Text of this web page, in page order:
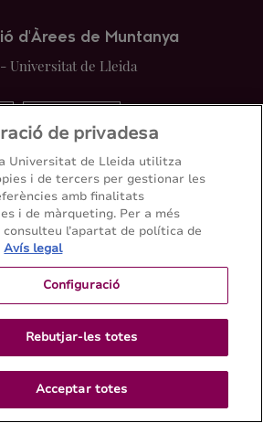
d'Àrees de Muntanya
Universitat de Lleida
Contacte
de privadesa
Universitat de Lleida utilitza
i de tercers per gestionar les
amb finalitats
i de màrqueting. Per a més
l’apartat de política de
Avís legal
Configuració
Rebutjar-les totes
Acceptar totes